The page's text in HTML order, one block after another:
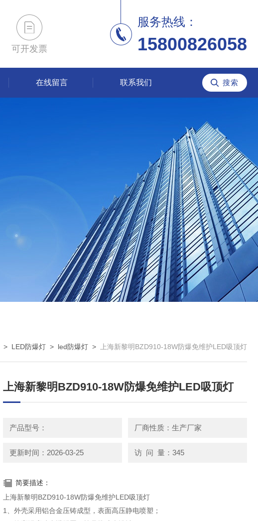
可开发票
服务热线：
15800826058
在线留言 联系我们
> LED防爆灯 > led防爆灯 > 上海新黎明BZD910-18W防爆免维护LED吸顶灯
上海新黎明BZD910-18W防爆免维护LED吸顶灯
产品型号： 厂商性质：生产厂家
更新时间：2026-03-25 访 问 量：345
简要描述：
上海新黎明BZD910-18W防爆免维护LED吸顶灯
1、外壳采用铝合金压铸成型，表面高压静电喷塑；